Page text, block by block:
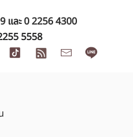
และ0 2256 4300
5558